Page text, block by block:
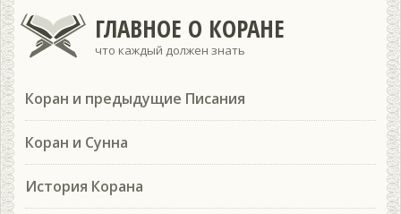
ГЛАВНОЕ О КОРАНЕ
что каждый должен знать
Коран и предыдущие Писания
Коран и Сунна
История Корана